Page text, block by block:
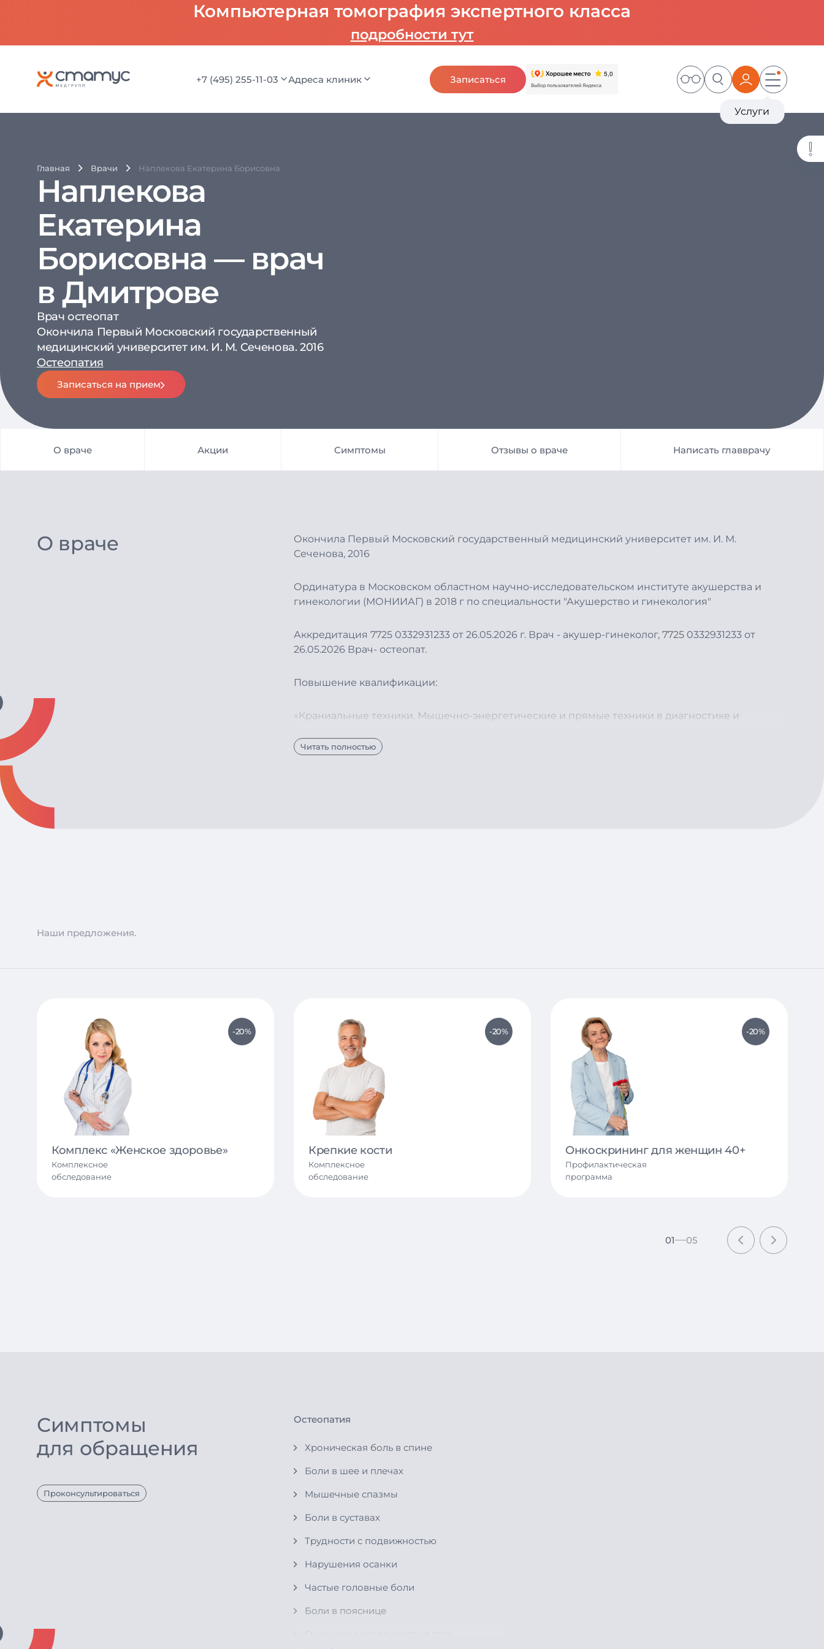
Компьютерная томография экспертного класса
подробности тут
‪+7 (495) 255-11-03 Адреса клиник Записаться
Услуги
Главная Врачи Наплекова Екатерина Борисовна
Наплекова
Екатерина
Борисовна — врач
в Дмитрове
Врач остеопат
Окончила Первый Московский государственный
медицинский университет им. И. М. Сеченова. 2016
Остеопатия
Записаться на прием
О враче Акции Симптомы Отзывы о враче Написать главврачу
О враче
Окончила Первый Московский государственный медицинский университет им. И. М.
Сеченова, 2016
Ординатура в Московском областном научно-исследовательском институте акушерства и
гинекологии (МОНИИАГ) в 2018 г по специальности "Акушерство и гинекология"
Аккредитация 7725 0332931233 от 26.05.2026 г. Врач - акушер-гинеколог, 7725 0332931233 от
26.05.2026 Врач- остеопат.
Повышение квалификации:
«Краниальные техники. Мышечно-энергетические и прямые техники в диагностике и
остеопатической медицины 2021 г.
поллиноз;
ЛОР-заболевания – затяжной ринит, фарингит, тонзиллит, аденоиды;
заболевания желудочно-кишечного тракта – хронический гастрит, запоры, язва желудка и
двенадцатиперстной кишки, гастродуоденит, дискинезия желчного пузыря, синдром
раздраженного кишечника, панкреатит, холецистит;
заболевания мочеполовой системы – цистит, хронический пиелонефрит, нефропатия,
первичный энурез, дисфункция менструального цикла, вторичное бесплодие;
сердечно-сосудистые заболевания – функциональная кардиопатия, аритмия, гипертония,
тахикардия, брадикардия, гипотония.
Читать полностью
Наши предложения.
-20%
Комплекс «Женское здоровье»
Комплексное
обследование
-20%
Крепкие кости
Комплексное
обследование
-20%
Онкоскрининг для женщин 40+
Профилактическая
программа
01 05
Симптомы
для обращения
Проконсультироваться
Остеопатия
Хроническая боль в спине
Боли в шее и плечах
Мышечные спазмы
Боли в суставах
Трудности с подвижностью
Нарушения осанки
Частые головные боли
Боли в пояснице